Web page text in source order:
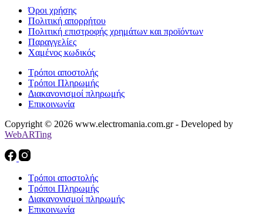
Όροι χρήσης
Πολιτική απορρήτου
Πολιτική επιστροφής χρημάτων και προϊόντων
Παραγγελίες
Χαμένος κωδικός
Τρόποι αποστολής
Τρόποι Πληρωμής
Διακανονισμοί πληρωμής
Επικοινωνία
Copyright © 2026 www.electromania.com.gr - Developed by
WebARTing
Τρόποι αποστολής
Τρόποι Πληρωμής
Διακανονισμοί πληρωμής
Επικοινωνία